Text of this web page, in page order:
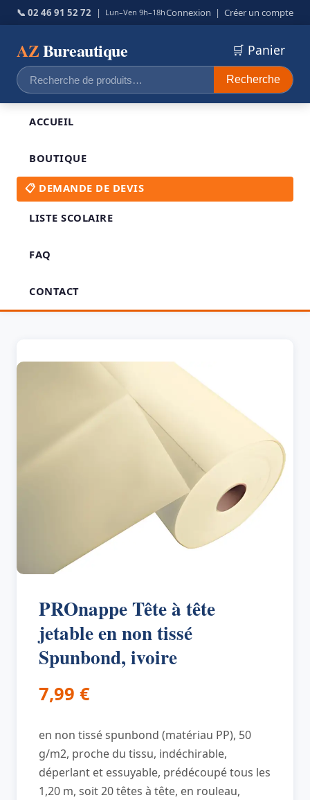
📞 02 46 91 52 72 | Lun–Ven 9h–18hConnexion | Créer un compte
AZBureautique
Recherche
pour :
Recherche
🛒 Panier
ACCUEIL
BOUTIQUE
📋 DEMANDE DE DEVIS
LISTE SCOLAIRE
FAQ
CONTACT
PROnappe Tête à tête
jetable en non tissé
Spunbond, ivoire
7,99 €
en non tissé spunbond (matériau PP), 50
g/m2, proche du tissu, indéchirable,
déperlant et essuyable, prédécoupé tous les
1,20 m, soit 20 têtes à tête, en rouleau,